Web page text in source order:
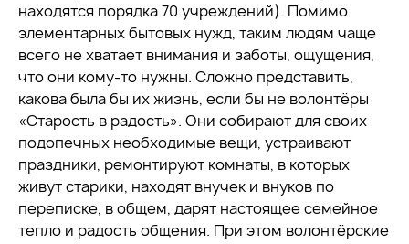
находятся порядка 70 учреждений). Помимо
элементарных бытовых нужд, таким людям чаще
всего не хватает внимания и заботы, ощущения,
что они кому-то нужны. Сложно представить,
какова была бы их жизнь, если бы не волонтёры
«Старость в радость». Они собирают для своих
подопечных необходимые вещи, устраивают
праздники, ремонтируют комнаты, в которых
живут старики, находят внучек и внуков по
переписке, в общем, дарят настоящее семейное
тепло и радость общения. При этом волонтёрские